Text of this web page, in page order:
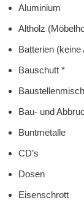
Aluminium
Altholz
Batterien (keine
Bauschutt *
Bau- und
Buntmetalle
CD’s
Dosen
Eisenschrott